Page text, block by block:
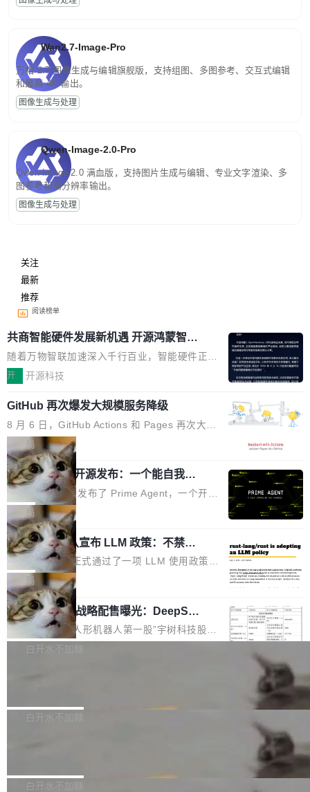
Wan2.7-Image-Pro
万相 2.7 图像生成与编辑旗舰版，支持组图、多图参考、交互式编辑
和最高 4K 输出。
图像生成与处理
Qwen-Image-2.0-Pro
Qwen-Image-2.0 满血版，支持图片生成与编辑、专业文字渲染、多
图参考和高分辨率输出。
图像生成与处理
关注
最新
推荐
阅读榜单
共商智能硬件发展新机遇 开源鸿蒙智能
硬件开发者日杭州站即将举行
随着万物智联加速深入千行百业，智能硬件正从
单点设备迈向智能化、网联化、协同化发展。作
鸿蒙通过统一技术底座和分布式能力，为不同类
型智能设备的开发、连接与互联提供关键支撑，
也为产业链企业探索产品创新与商业增长打开新
的空间。 8月14日，开源鸿蒙智能硬件开发者日
（OHDD：OpenHarmony Hardware Develope
r Day）将在杭州启航。活动面向智能硬件产业
链企业和开发者，邀请行业专家与资深技术顾
问，围绕开源鸿蒙技术能力、设备适配、芯片适
配、功耗与稳定性调优、兼容性测评及统一互联
等内容展开系统讲解和实战交流，帮助企业进一
步了解开源鸿蒙在智能...
开 开源科技
GitHub 再次爆发大规模服务降级
8 月 6 日，GitHub Actions 和 Pages 再次大规
模服务降级，Actions 完全不可用超过 5 小时，
webhook 停发，连自托管 runner 也因调度层故
障无法工作。Pages、Copilot code review、C
opilot coding agent 全部受影响。从检测到完全
恢复，大约 12 小时。 这是 2026 年 8 月的第六
起事故，其中四起与 AI/Copilot 服务相关。 Git
Hub 员工 kdaigle 在 HN 讨论中贴出了一组数
据：2025 年全年 10 亿次 commit。现在，每周
2.75 亿次，全年预计 140 亿次。GitHub...
局
Prime Agent 开源发布：一个能自我改
进的编程 Agent，ARC-AGI 3 超越人类
专家基线
Prime Intellect 发布了 Prime Agent，一个开源
的编程 Agent Harness，核心设计围绕两个抽
象：Recursive Language Model（RLM）和 C
ontinual Harness。在 ARC-AGI 3 基准测试
上，Prime Agent + Opus 5 的组合达到了 95.
5% RHAE Best@1，超过了 ARC 报告的人类专
家基线 95.4%。 不是又一个 coding agent 包装
器 Prime Agent 的架构和市面上大多数 coding
agent 有本质区别。大多数 agent harness 的设
计是基于早期模型的能力—...
局
Rust 项目团队宣布 LLM 政策：不禁
止，但你要承认哪些代码不是你写的
Rust 语言项目正式通过了一项 LLM 使用政策，
覆盖 rust-lang/rust 单一仓库的代码贡献。这不
是项目级别的官方立场，目前由五个团队采纳，
但它可能是主流开源项目中关于 AI 辅助贡献最
细致的一份规则。 政策的核心只有一句话：LLM
可以用来分析、提炼、审阅、建议，但不能用来
不得生成涉及安全性的关键变更，除非作者本身
局
宇树科技 IPO 战略配售曝光：DeepSe
ek 获配 93.3 万股，锁定 36 个月
8月6日晚间，“人形机器人第一股”宇树科技股份
有限公司披露IPO发行价格及战略配售结果，杭
36个月。 公告显示，本次宇树科技战略配售对
员工参与设立的专项资产管理计划。其中，Dee
白开水不加糖
Bug fixes and enhancements 修复多次传递同
一个回归问题，该问题导致拉取镜像时会拒绝包
白开水不加糖
e 孵化器项目管理委员会（IPMC）投票中获得
白开水不加糖